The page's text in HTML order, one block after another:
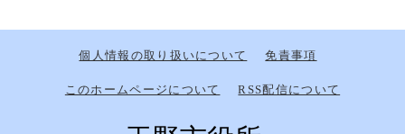
個人情報の取り扱いについて 免責事項
このホームページについて RSS配信について